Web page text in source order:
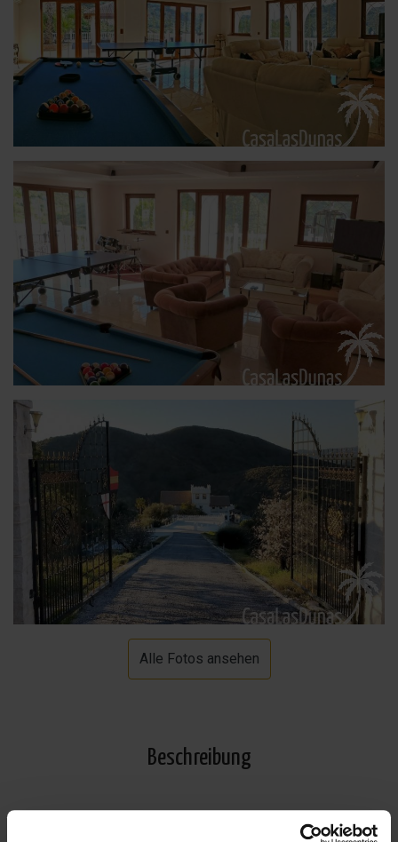
Alle Fotos ansehen
Beschreibung
Villa zum Verkauf in Mijas Costa bestehend aus einem